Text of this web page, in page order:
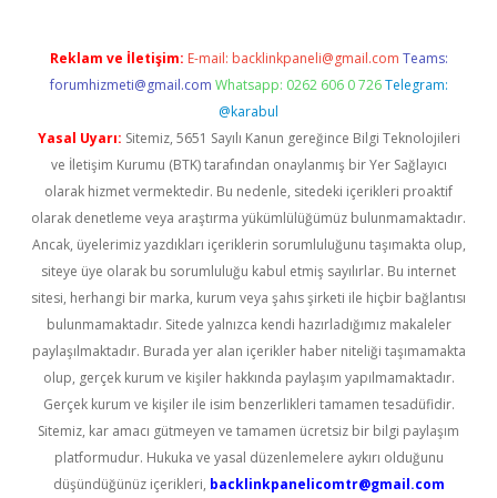
Reklam ve İletişim: E-mail: backlinkpaneli@gmail.com Teams:
forumhizmeti@gmail.com Whatsapp: 0262 606 0 726 Telegram:
@karabul
Yasal Uyarı: Sitemiz, 5651 Sayılı Kanun gereğince Bilgi Teknolojileri
ve İletişim Kurumu (BTK) tarafından onaylanmış bir Yer Sağlayıcı
olarak hizmet vermektedir. Bu nedenle, sitedeki içerikleri proaktif
olarak denetleme veya araştırma yükümlülüğümüz bulunmamaktadır.
Ancak, üyelerimiz yazdıkları içeriklerin sorumluluğunu taşımakta olup,
siteye üye olarak bu sorumluluğu kabul etmiş sayılırlar. Bu internet
sitesi, herhangi bir marka, kurum veya şahıs şirketi ile hiçbir bağlantısı
bulunmamaktadır. Sitede yalnızca kendi hazırladığımız makaleler
paylaşılmaktadır. Burada yer alan içerikler haber niteliği taşımamakta
olup, gerçek kurum ve kişiler hakkında paylaşım yapılmamaktadır.
Gerçek kurum ve kişiler ile isim benzerlikleri tamamen tesadüfidir.
Sitemiz, kar amacı gütmeyen ve tamamen ücretsiz bir bilgi paylaşım
platformudur. Hukuka ve yasal düzenlemelere aykırı olduğunu
düşündüğünüz içerikleri, backlinkpanelicomtr@gmail.com